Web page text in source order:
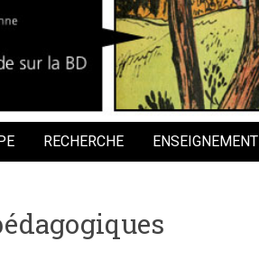
RECHERCHE ENSEIGNEMENT